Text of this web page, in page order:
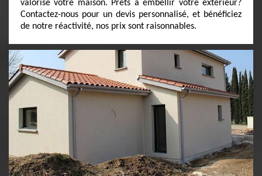
valorise votre maison. Prêts à embellir votre extérieur?
Contactez-nous pour un devis personnalisé, et bénéficiez
de notre réactivité, nos prix sont raisonnables.